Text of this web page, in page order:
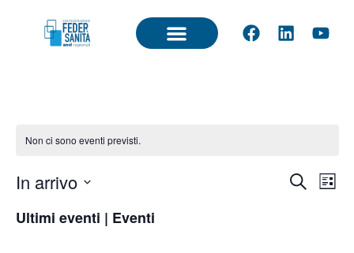
Non ci sono eventi previsti.
CercaLista
In arrivo
la
data.
Ultimi eventi | Eventi